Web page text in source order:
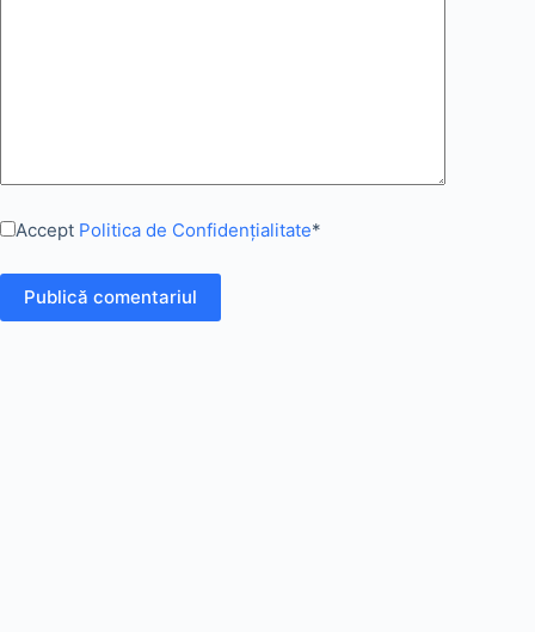
Accept Politica de Confidențialitate*
Publică comentariul